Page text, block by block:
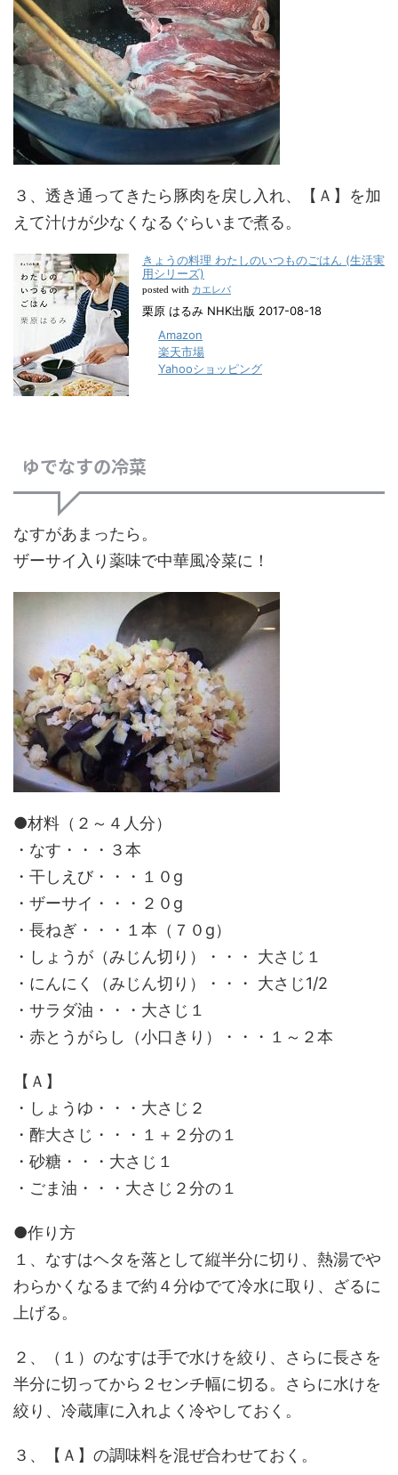
３、透き通ってきたら豚肉を戻し入れ、【Ａ】を加
えて汁けが少なくなるぐらいまで煮る。
きょうの料理 わたしのいつものごはん (生活実
用シリーズ)
posted with カエレバ
栗原 はるみ NHK出版 2017-08-18
Amazon
楽天市場
Yahooショッピング
ゆでなすの冷菜
なすがあまったら。
ザーサイ入り薬味で中華風冷菜に！
●材料（２～４人分）
・なす・・・３本
・干しえび・・・１０g
・ザーサイ・・・２０g
・長ねぎ・・・１本（７０g）
・しょうが（みじん切り）・・・ 大さじ１
・にんにく（みじん切り）・・・ 大さじ1/2
・サラダ油・・・大さじ１
・赤とうがらし（小口きり）・・・１～２本
【Ａ】
・しょうゆ・・・大さじ２
・酢大さじ・・・１＋２分の１
・砂糖・・・大さじ１
・ごま油・・・大さじ２分の１
●作り方
１、なすはヘタを落として縦半分に切り、熱湯でや
わらかくなるまで約４分ゆでて冷水に取り、ざるに
上げる。
２、（１）のなすは手で水けを絞り、さらに長さを
半分に切ってから２センチ幅に切る。さらに水けを
絞り、冷蔵庫に入れよく冷やしておく。
３、【Ａ】の調味料を混ぜ合わせておく。